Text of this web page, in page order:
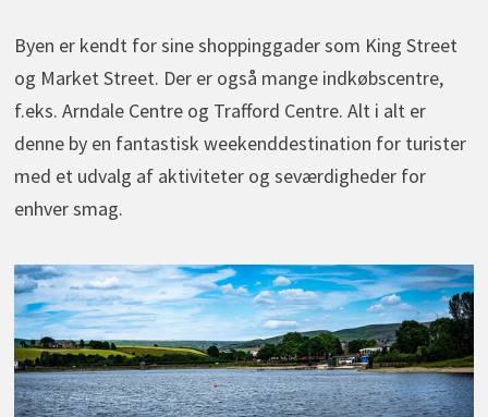
Byen er kendt for sine shoppinggader som King Street
og Market Street. Der er også mange indkøbscentre,
f.eks. Arndale Centre og Trafford Centre. Alt i alt er
denne by en fantastisk weekenddestination for turister
med et udvalg af aktiviteter og seværdigheder for
enhver smag.